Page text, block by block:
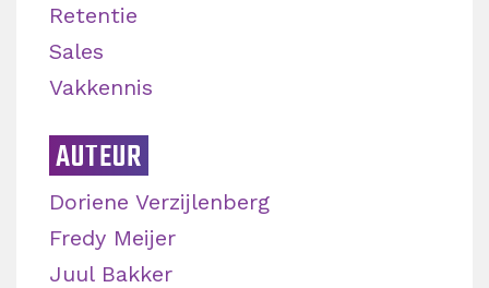
Retentie
Sales
Vakkennis
AUTEUR
Doriene Verzijlenberg
Fredy Meijer
Juul Bakker